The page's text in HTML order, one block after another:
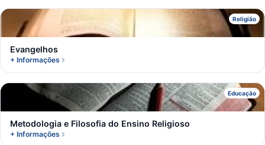
Religião
E
Evangelhos
+ Informações
Educação
M
Metodologia e Filosofia do Ensino Religioso
+ Informações